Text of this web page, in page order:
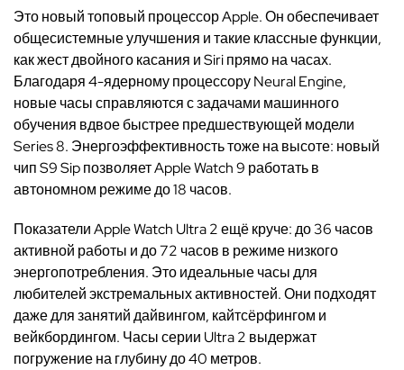
Это новый топовый процессор Apple. Он обеспечивает
общесистемные улучшения и такие классные функции,
как жест двойного касания и Siri прямо на часах.
Благодаря 4-ядерному процессору Neural Engine,
новые часы справляются с задачами машинного
обучения вдвое быстрее предшествующей модели
Series 8. Энергоэффективность тоже на высоте: новый
чип S9 Sip позволяет Apple Watch 9 работать в
автономном режиме до 18 часов.
Показатели Apple Watch Ultra 2 ещё круче: до 36 часов
активной работы и до 72 часов в режиме низкого
энергопотребления. Это идеальные часы для
любителей экстремальных активностей. Они подходят
даже для занятий дайвингом, кайтсёрфингом и
вейкбордингом. Часы серии Ultra 2 выдержат
погружение на глубину до 40 метров.